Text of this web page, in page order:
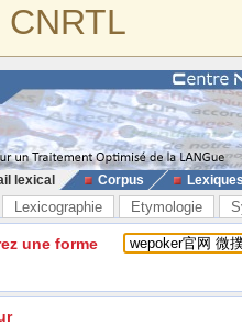
lexical Corpus
Lexicographie Etymologie
une forme